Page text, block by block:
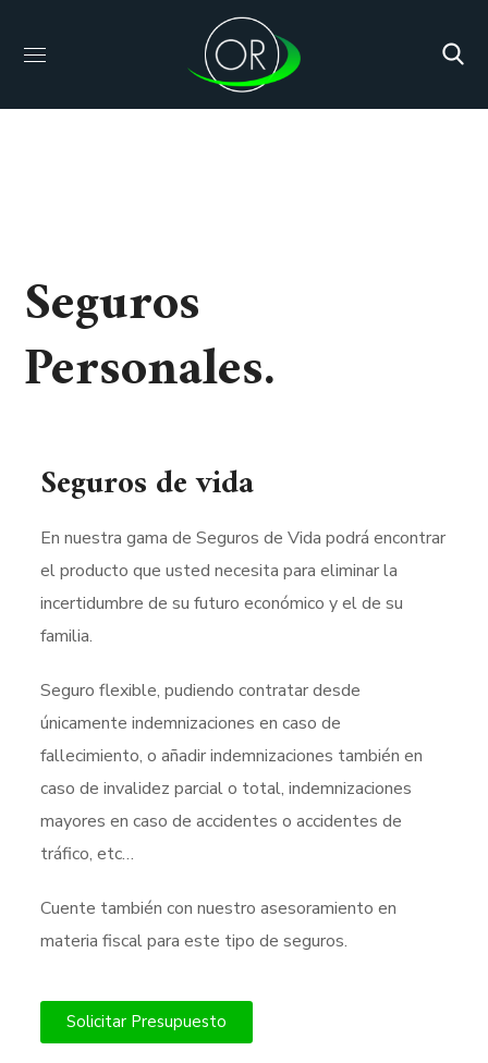
Seguros
Personales.
Seguros de vida
En nuestra gama de Seguros de Vida podrá encontrar
el producto que usted necesita para eliminar la
incertidumbre de su futuro económico y el de su
familia.
Seguro flexible, pudiendo contratar desde
únicamente indemnizaciones en caso de
fallecimiento, o añadir indemnizaciones también en
caso de invalidez parcial o total, indemnizaciones
mayores en caso de accidentes o accidentes de
tráfico, etc…
Cuente también con nuestro asesoramiento en
materia fiscal para este tipo de seguros.
Solicitar Presupuesto